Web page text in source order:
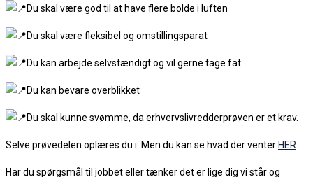
Du skal være god til at have flere bolde i luften
Du skal være fleksibel og omstillingsparat
Du kan arbejde selvstændigt og vil gerne tage fat
Du kan bevare overblikket
Du skal kunne svømme, da erhvervslivredderprøven er et krav.
Selve prøvedelen oplæres du i. Men du kan se hvad der venterHER
Har du spørgsmål til jobbet eller tænker det er lige dig vi står og